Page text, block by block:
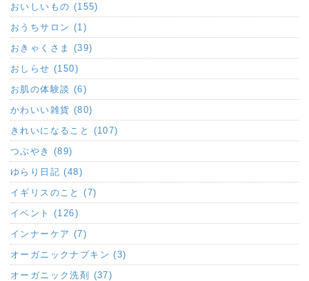
おいしいもの (155)
おうちサロン (1)
おきゃくさま (39)
おしらせ (150)
お肌の体験談 (6)
かわいい雑貨 (80)
きれいになること (107)
つぶやき (89)
ゆらり日記 (48)
イギリスのこと (7)
イベント (126)
インナーケア (7)
オーガニックナプキン (3)
オーガニック洗剤 (37)